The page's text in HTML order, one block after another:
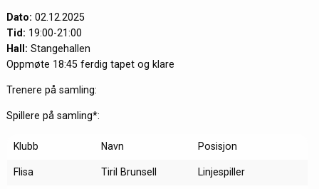
Dato: 02.12.2025
Tid: 19:00-21:00
Hall: Stangehallen
Oppmøte 18:45 ferdig tapet og klare
Trenere på samling:
Spillere på samling*:
Klubb Navn Posisjon
Flisa Tiril Brunsell Linjespiller